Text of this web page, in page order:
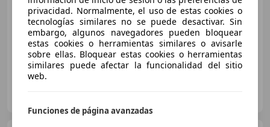
07/2018 155.700 km Diésel
55 kW (75 CV)
privacidad. Normalmente, el uso de estas cookies o
tecnologías similares no se puede desactivar. Sin
embargo, algunos navegadores pueden bloquear
estas cookies o herramientas similares o avisarle
sobre ellas. Bloquear estas cookies o herramientas
similares puede afectar la funcionalidad del sitio
web.
Funciones de página avanzadas